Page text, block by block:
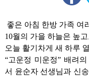
좋은 아침 한방 가족 여
10월의 가을 하늘은 높
오늘 활기차게 새 하루
“고운정 미운정” 배려
서 윤순자 선생님과 신